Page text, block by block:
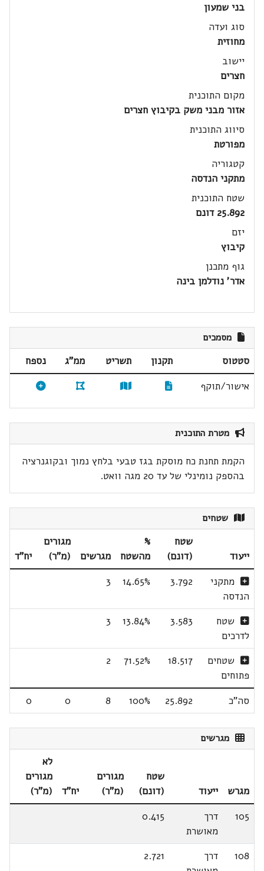
בני שמעון
סוג ועדה
מחוזית
יישוב
חצרים
מקום התוכנית
אזור מבני משק בקיבוץ חצרים
סיווג התוכנית
מפורטת
קטגוריה
מתקני הנדסה
שטח התוכנית
25.892 דונם
יזם
קיבוץ
גוף מתכנן
אדר' נודלמן בינה
מסמכים
סטטוס תקנון תשריט ממ"ג
נספח
אישור/תוקף
מטרת התוכנית
הקמת תחנת כח מוסקת בגז טבעי בלחץ נמוך ובקוגנרציה
בהספק נומינלי של עד 20 מגה וואט.
שטחים
ייעוד
שטח
(דונם)
%
מהשטח
מגרשים
מגורים
(מ"ר)
יח"ד
מתקני
הנדסה
3.792
14.65%
3
שטח
לדרכים
3.583
13.84%
3
שטחים
פתוחים
18.517
71.52%
2
סה"כ 25.892
100%
8
0
0
מגרשים
מגרש ייעוד
שטח
(דונם)
מגורים
(מ"ר)
יח"ד
לא
מגורים
(מ"ר)
105
דרך
מאושרת
0.415
108
דרך
2.721